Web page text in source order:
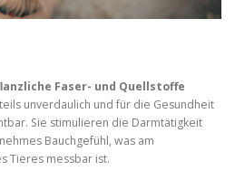
Faser- und Quellstoffe
unverdaulich und für die Gesundheit
Sie stimulieren die Darmtätigkeit
Bauchgefühl, was am
Tieres messbar ist.